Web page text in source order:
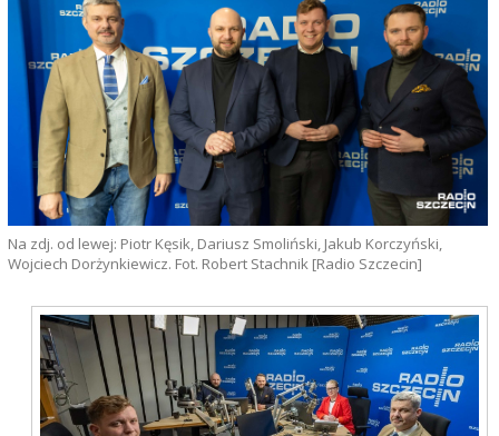
Na zdj. od lewej: Piotr Kęsik, Dariusz Smoliński, Jakub Korczyński,
Wojciech Dorżynkiewicz. Fot. Robert Stachnik [Radio Szczecin]